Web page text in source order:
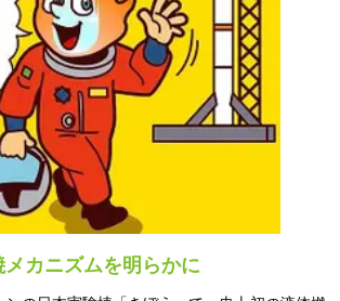
カニズムを明らかに